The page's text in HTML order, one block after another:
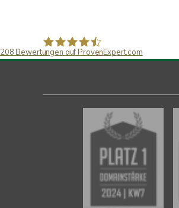
208 Bewertungen auf ProvenExpert.com